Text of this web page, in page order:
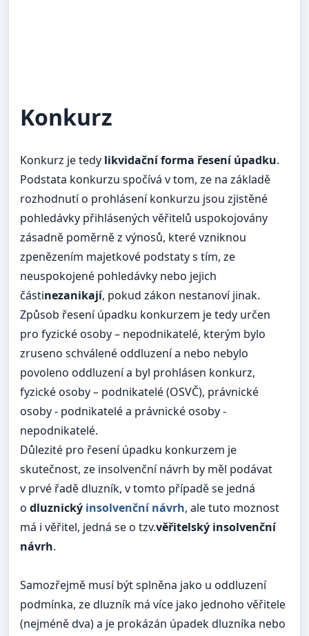
Konkurz
Konkurz je tedy likvidační forma řesení úpadku.
Podstata konkurzu spočívá v tom, ze na základě
rozhodnutí o prohlásení konkurzu jsou zjistěné
pohledávky přihlásených věřitelů uspokojovány
zásadně poměrně z výnosů, které vzniknou
zpenězením majetkové podstaty s tím, ze
neuspokojené pohledávky nebo jejich
částinezanikají, pokud zákon nestanoví jinak.
Způsob řesení úpadku konkurzem je tedy určen
pro fyzické osoby – nepodnikatelé, kterým bylo
zruseno schválené oddluzení a nebo nebylo
povoleno oddluzení a byl prohlásen konkurz,
fyzické osoby – podnikatelé (OSVČ), právnické
osoby - podnikatelé a právnické osoby -
nepodnikatelé.
Důlezité pro řesení úpadku konkurzem je
skutečnost, ze insolvenční návrh by měl podávat
v prvé řadě dluzník, v tomto případě se jedná
o dluznický insolvenční návrh, ale tuto moznost
má i věřitel, jedná se o tzv.věřitelský insolvenční
návrh.
Samozřejmě musí být splněna jako u oddluzení
podmínka, ze dluzník má více jako jednoho věřitele
(nejméně dva) a je prokázán úpadek dluzníka nebo